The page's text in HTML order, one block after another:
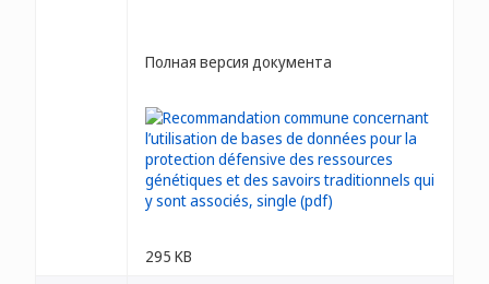
Полная версия документа
295 KB